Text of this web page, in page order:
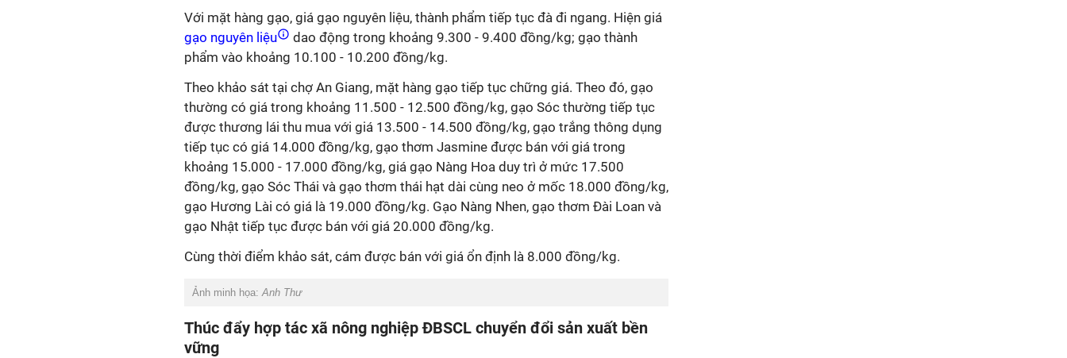
Với mặt hàng gạo, giá gạo nguyên liệu, thành phẩm tiếp tục đà đi ngang. Hiện giá
gạo nguyên liệu
dao động trong khoảng 9.300 - 9.400 đồng/kg; gạo thành
phẩm vào khoảng 10.100 - 10.200 đồng/kg.
Theo khảo sát tại chợ An Giang, mặt hàng gạo tiếp tục chững giá. Theo đó, gạo
thường có giá trong khoảng 11.500 - 12.500 đồng/kg, gạo Sóc thường tiếp tục
được thương lái thu mua với giá 13.500 - 14.500 đồng/kg, gạo trắng thông dụng
tiếp tục có giá 14.000 đồng/kg, gạo thơm Jasmine được bán với giá trong
khoảng 15.000 - 17.000 đồng/kg, giá gạo Nàng Hoa duy trì ở mức 17.500
đồng/kg, gạo Sóc Thái và gạo thơm thái hạt dài cùng neo ở mốc 18.000 đồng/kg,
gạo Hương Lài có giá là 19.000 đồng/kg. Gạo Nàng Nhen, gạo thơm Đài Loan và
gạo Nhật tiếp tục được bán với giá 20.000 đồng/kg.
Cùng thời điểm khảo sát, cám được bán với giá ổn định là 8.000 đồng/kg.
Ảnh minh họa:Anh Thư
Thúc đẩy hợp tác xã nông nghiệp ĐBSCL chuyển đổi sản xuất bền
vững